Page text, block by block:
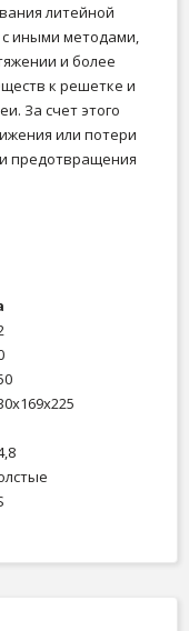
литейной
иными методами,
и более
к решетке и
За счет этого
или потери
предотвращения